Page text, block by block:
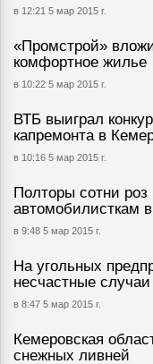
в 12:21 5 мар 2015 г.
«Промстрой»
комфортное жилье
в 10:22 5 мар 2015 г.
ВТБ выиграл
капремонта в
в 10:16 5 мар 2015 г.
Полторы сотни роз
автомобилисткам
в 9:48 5 мар 2015 г.
На угольных
несчастные случаи
в 8:47 5 мар 2015 г.
Кемеровская
снежных ливней